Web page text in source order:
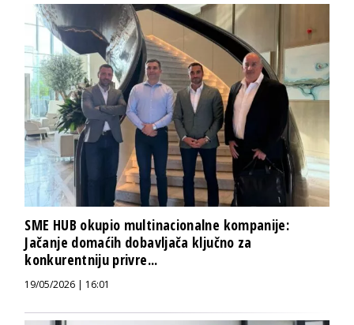
SME HUB okupio multinacionalne kompanije:
Jačanje domaćih dobavljača ključno za
konkurentniju privre...
19/05/2026 | 16:01